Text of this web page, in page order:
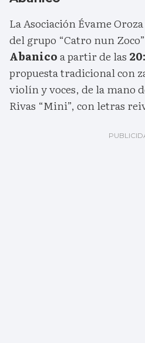
La Asociación Évame
del grupo “Catro nun
Abanicoa partir de las
propuesta tradicional con
violín y voces, de la mano
Rivas “Mini”, con letras